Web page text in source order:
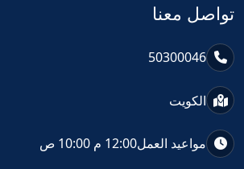
تواصل معنا
50300046
الكويت
مواعيد العمل12:00 م 10:00 ص